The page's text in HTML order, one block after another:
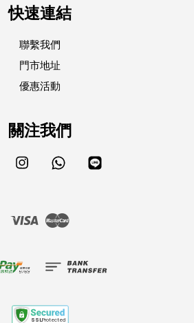
快速連結
聯繫我們
門市地址
優惠活動
關注我們
Facebook Instagram Whatsapp
Visa